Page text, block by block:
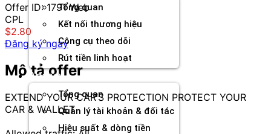
Tổng quan
Kết nối thương hiệu
Công cụ theo dõi
Rút tiền linh hoạt
Agency
Tổng quan
Quản lý tài khoản & đối tác
Hiệu suất & dòng tiền
Offer ID: 1791 Web
CPL
$2.80
Đăng ký ngay
Mô tả offer
EXTEND YOUR CAR’S PROTECTION PROTECT YOUR
CAR & WALLET